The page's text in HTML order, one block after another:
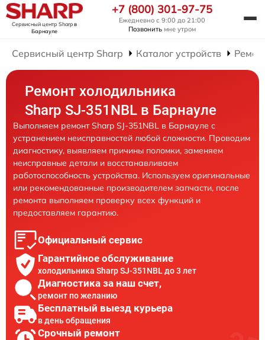
Сервисный центр Sharpв
Барнауле
+7 (800) 301-97-75
Ежедневно с 9:00 до 21:00
Позвонить мне утром
Сервисный центр Sharp Каталог устройств
Ремонт холодильника
Sharp SJ-351NBL в Барнауле
Выполняем ремонт Sharp SJ-351NBL в Барнауле с
устранением неисправностей любой сложности. Проводим
диагностику, выявляем причины поломки, заменяем
неисправные детали и восстанавливаем
работоспособность устройства. Используем оригинальные
или рекомендованные производителем запчасти, после
ремонта выполняем проверку всех функций и
предоставляем гарантию.
Официальный сервис
Гарантийное обслуживание
холодильника Sharp SJ-351NBL до 3 лет
Диагностика за наш счет,
ремонт по желанию
Бесплатный выезд курьера
в день обращения
Срочный ремонт